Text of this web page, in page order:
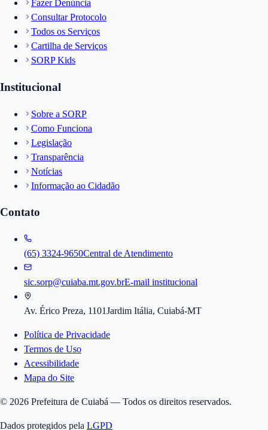
Fazer Denúncia
Consultar Protocolo
Todos os Serviços
Cartilha de Serviços
SORP Kids
Institucional
Sobre a SORP
Como Funciona
Legislação
Transparência
Notícias
Informação ao Cidadão
Contato
(65) 3324-9650Central de Atendimento
sic.sorp@cuiaba.mt.gov.brE-mail institucional
Av. Érico Preza, 1101Jardim Itália, Cuiabá-MT
Política de Privacidade
Termos de Uso
Acessibilidade
Mapa do Site
© 2026 Prefeitura de Cuiabá — Todos os direitos reservados.
Dados protegidos pela LGPD